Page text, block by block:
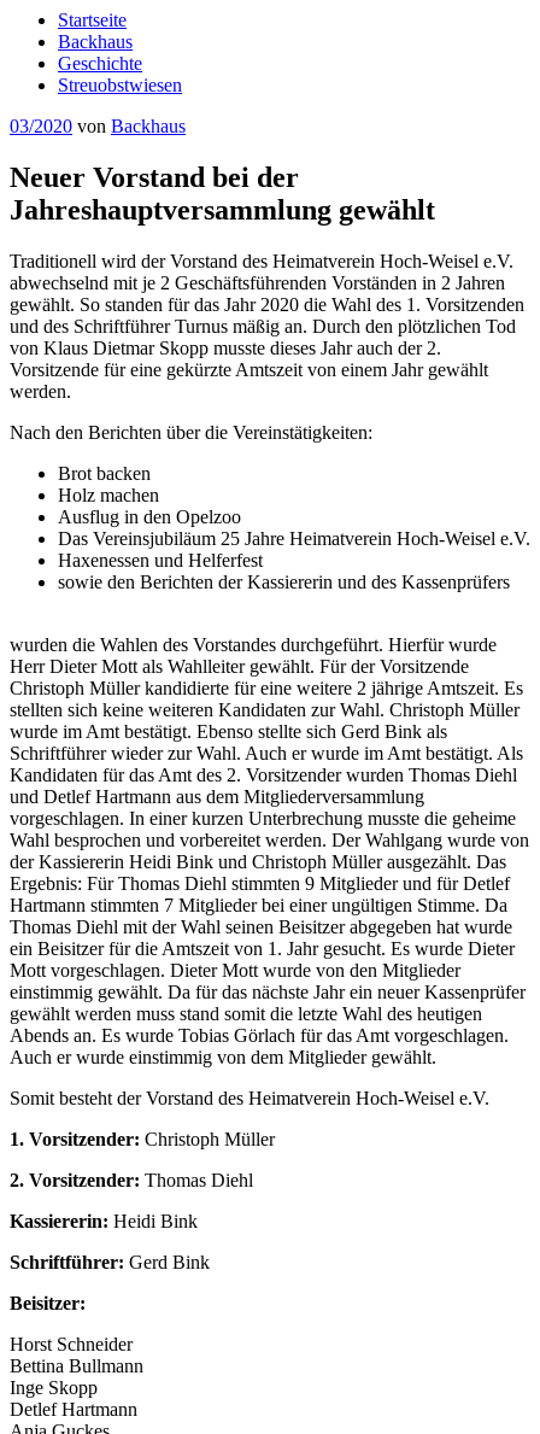
Startseite
Backhaus
Geschichte
Streuobstwiesen
Veröffentlicht
03/2020 von Backhaus
Neuer Vorstand bei der
Jahreshauptversammlung gewählt
Traditionell wird der Vorstand des Heimatverein Hoch-Weisel e.V.
abwechselnd mit je 2 Geschäftsführenden Vorständen in 2 Jahren
gewählt. So standen für das Jahr 2020 die Wahl des 1. Vorsitzenden
und des Schriftführer Turnus mäßig an. Durch den plötzlichen Tod
von Klaus Dietmar Skopp musste dieses Jahr auch der 2.
Vorsitzende für eine gekürzte Amtszeit von einem Jahr gewählt
werden.
Nach den Berichten über die Vereinstätigkeiten:
Brot backen
Holz machen
Ausflug in den Opelzoo
Das Vereinsjubiläum 25 Jahre Heimatverein Hoch-Weisel e.V.
Haxenessen und Helferfest
sowie den Berichten der Kassiererin und des Kassenprüfers
wurden die Wahlen des Vorstandes durchgeführt. Hierfür wurde
Herr Dieter Mott als Wahlleiter gewählt. Für der Vorsitzende
Christoph Müller kandidierte für eine weitere 2 jährige Amtszeit. Es
stellten sich keine weiteren Kandidaten zur Wahl. Christoph Müller
wurde im Amt bestätigt. Ebenso stellte sich Gerd Bink als
Schriftführer wieder zur Wahl. Auch er wurde im Amt bestätigt. Als
Kandidaten für das Amt des 2. Vorsitzender wurden Thomas Diehl
und Detlef Hartmann aus dem Mitgliederversammlung
vorgeschlagen. In einer kurzen Unterbrechung musste die geheime
Wahl besprochen und vorbereitet werden. Der Wahlgang wurde von
der Kassiererin Heidi Bink und Christoph Müller ausgezählt. Das
Ergebnis: Für Thomas Diehl stimmten 9 Mitglieder und für Detlef
Hartmann stimmten 7 Mitglieder bei einer ungültigen Stimme. Da
Thomas Diehl mit der Wahl seinen Beisitzer abgegeben hat wurde
ein Beisitzer für die Amtszeit von 1. Jahr gesucht. Es wurde Dieter
Mott vorgeschlagen. Dieter Mott wurde von den Mitglieder
einstimmig gewählt. Da für das nächste Jahr ein neuer Kassenprüfer
gewählt werden muss stand somit die letzte Wahl des heutigen
Abends an. Es wurde Tobias Görlach für das Amt vorgeschlagen.
Auch er wurde einstimmig von dem Mitglieder gewählt.
Somit besteht der Vorstand des Heimatverein Hoch-Weisel e.V.
1. Vorsitzender: Christoph Müller
2. Vorsitzender: Thomas Diehl
Kassiererin: Heidi Bink
Schriftführer: Gerd Bink
Beisitzer:
Horst Schneider
Bettina Bullmann
Inge Skopp
Detlef Hartmann